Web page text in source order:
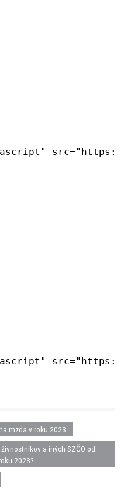
src="https://
src="https://
mzda v roku 2023
a iných SZČO od
2023?